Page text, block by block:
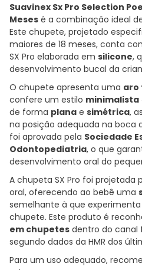
Suavinex Sx Pro Selection
Meses é a combinação ideal
Este chupete, projetado
maiores de 18 meses, conta
SX Pro elaborada em silicone,
desenvolvimento bucal da
O chupete apresenta uma aro
confere um estilo minimalista
de forma plana e simétrica,
na posição adequada na boca
foi aprovada pela Sociedade
Odontopediatria, o que
desenvolvimento oral do
A chupeta SX Pro foi projetada
oral, oferecendo ao bebê uma
semelhante à que
chupete. Este produto é
em chupetes dentro do canal
segundo dados da HMR dos
Para um uso adequado,